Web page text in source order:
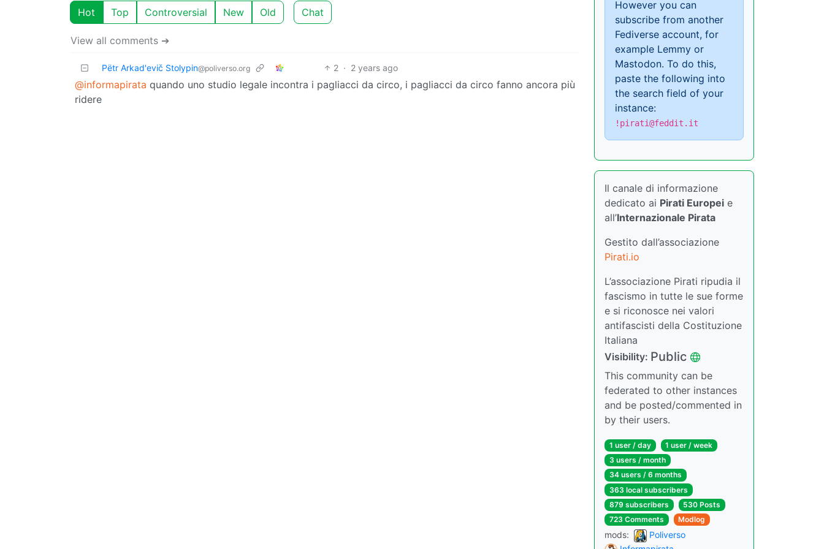
Hot Top Controversial New Old Chat
View all comments ➔
Pëtr Arkad'evič Stolypin@poliverso.org 2 · 2 years ago
@informapirata quando uno studio legale incontra i pagliacci da circo, i pagliacci da circo fanno ancora più
ridere
However you can
subscribe from another
Fediverse account, for
example Lemmy or
Mastodon. To do this,
paste the following into
the search field of your
instance:
!pirati@feddit.it
Il canale di informazione
dedicato ai Pirati Europei e
all’Internazionale Pirata
Gestito dall’associazione
Pirati.io
L’associazione Pirati ripudia il
fascismo in tutte le sue forme
e si riconosce nei valori
antifascisti della Costituzione
Italiana
Visibility: Public
This community can be
federated to other instances
and be posted/commented in
by their users.
1 user / day
1 user / week
3 users / month
34 users / 6 months
363 local subscribers
879 subscribers
530 Posts
723 Comments
Modlog
mods:
Poliverso